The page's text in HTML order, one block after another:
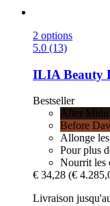
2 options
5.0 (13)
ILIA Beauty
Bestseller
After
Before
Allonge
Pour plus
Nourrit les
€ 34,28 (€
Livraison